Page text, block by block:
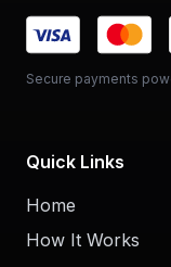
Secure payments
Quick Links
Home
How It Works